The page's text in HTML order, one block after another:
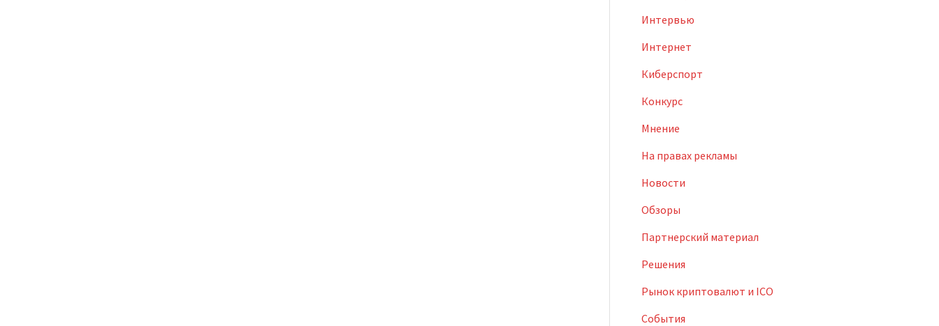
Интервью
Интернет
Киберспорт
Конкурс
Мнение
На правах рекламы
Новости
Обзоры
Партнерский материал
Решения
Рынок криптовалют и ICO
События